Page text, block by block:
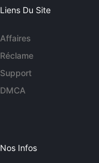
Liens Du Site
Affaires
Réclame
Support
DMCA
Nos Infos